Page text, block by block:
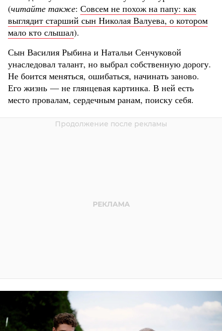
(читайте также: Совсем не похож на папу: как
выглядит старший сын Николая Валуева, о котором
мало кто слышал).
Сын Василия Рыбина и Натальи Сенчуковой
унаследовал талант, но выбрал собственную дорогу.
Не боится меняться, ошибаться, начинать заново.
Его жизнь — не глянцевая картинка. В ней есть
место провалам, сердечным ранам, поиску себя.